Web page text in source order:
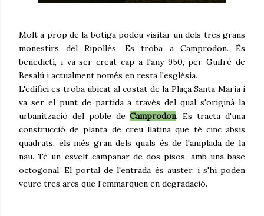
Molt a prop de la botiga podeu visitar un dels tres grans
monestirs del Ripollès. Es troba a Camprodon. És
benedictí, i va ser creat cap a l'any 950, per Guifré de
Besalú i actualment només en resta l'església.
L'edifici es troba ubicat al costat de la Plaça Santa Maria i
va ser el punt de partida a través del qual s'originà la
urbanització del poble deCamprodon, Es tracta d'una
construcció de planta de creu llatina que té cinc absis
quadrats, els més gran dels quals és de l'amplada de la
nau. Té un esvelt campanar de dos pisos, amb una base
octogonal. El portal de l'entrada és auster, i s'hi poden
veure tres arcs que l'emmarquen en degradació.